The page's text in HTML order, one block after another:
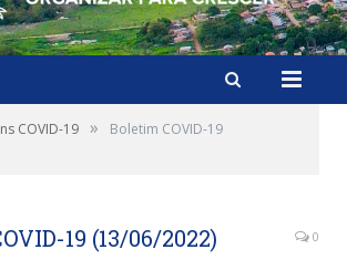
COVID-19 »
Boletim COVID-19
19 (13/06/2022) 0